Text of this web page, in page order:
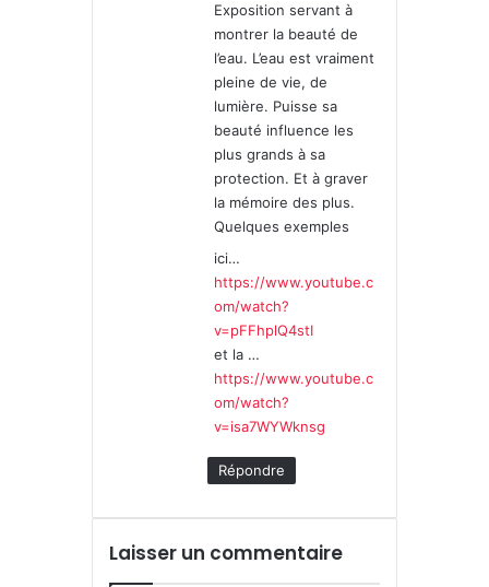
Exposition servant à
montrer la beauté de
l’eau. L’eau est vraiment
pleine de vie, de
lumière. Puisse sa
beauté influence les
plus grands à sa
protection. Et à graver
la mémoire des plus.
Quelques exemples
ici…
https://www.youtube.c
om/watch?
v=pFFhplQ4stI
et la …
https://www.youtube.c
om/watch?
v=isa7WYWknsg
Répondre
Laisser un commentaire